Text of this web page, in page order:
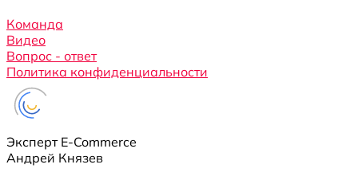
Команда
Видео
Вопрос - ответ
Политика конфиденциальности
Эксперт E-Commerce
Андрей Князев